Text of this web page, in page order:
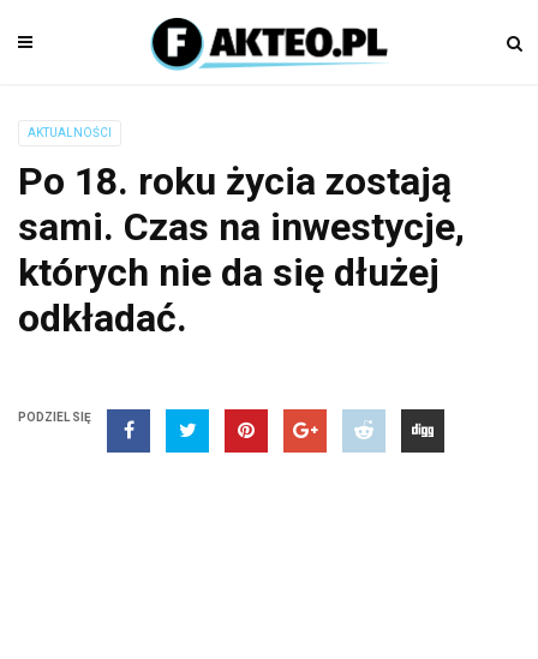
AKTUALNOŚCI
Po 18. roku życia zostają
sami. Czas na inwestycje,
których nie da się dłużej
odkładać.
PODZIEL SIĘ